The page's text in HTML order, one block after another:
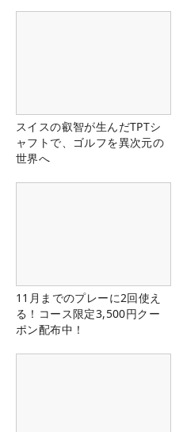
スイスの叡智が生んだTPTシ
ャフトで、ゴルフを異次元の
世界へ
11月までのプレーに2回使え
る！コース限定3,500円クー
ポン配布中！